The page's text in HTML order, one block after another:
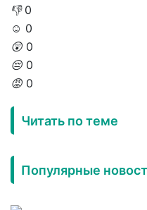
👎 0
☺️ 0
😲 0
😔 0
😡 0
Читать по теме
Популярные